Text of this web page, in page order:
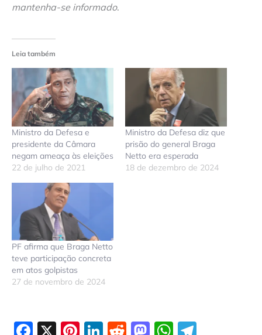
mantenha-se informado.
Leia também
Ministro da Defesa e
presidente da Câmara
negam ameaça às eleições
22 de julho de 2021
Ministro da Defesa diz que
prisão do general Braga
Netto era esperada
18 de dezembro de 2024
PF afirma que Braga Netto
teve participação concreta
em atos golpistas
27 de novembro de 2024